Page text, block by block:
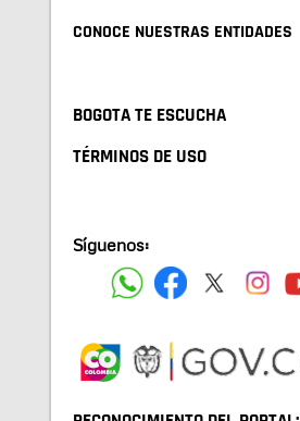
CONOCE NUESTRAS ENTIDADES
BOGOTA TE ESCUCHA
TÉRMINOS DE USO
Síguenos: